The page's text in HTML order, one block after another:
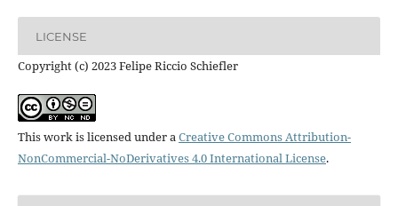
LICENSE
Copyright (c) 2023 Felipe Riccio Schiefler
This work is licensed under aCreative Commons Attribution-
NonCommercial-NoDerivatives 4.0 International License.